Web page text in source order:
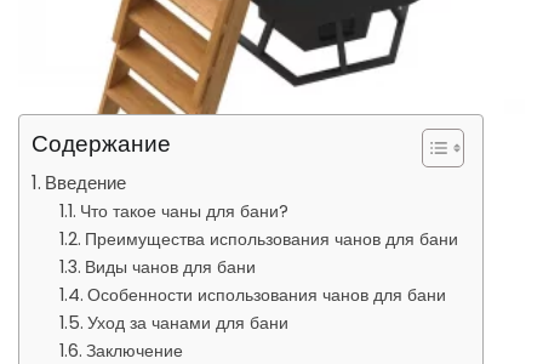
Содержание
Введение
Что такое чаны для бани?
Преимущества использования чанов для бани
Виды чанов для бани
Особенности использования чанов для бани
Уход за чанами для бани
Заключение